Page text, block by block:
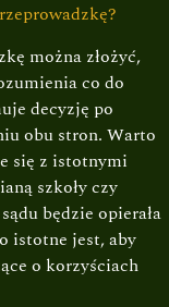
można złożyć,
co do
decyzję po
obu stron. Warto
się z istotnymi
szkoły czy
będzie opierała
istotne jest, aby
o korzyściach